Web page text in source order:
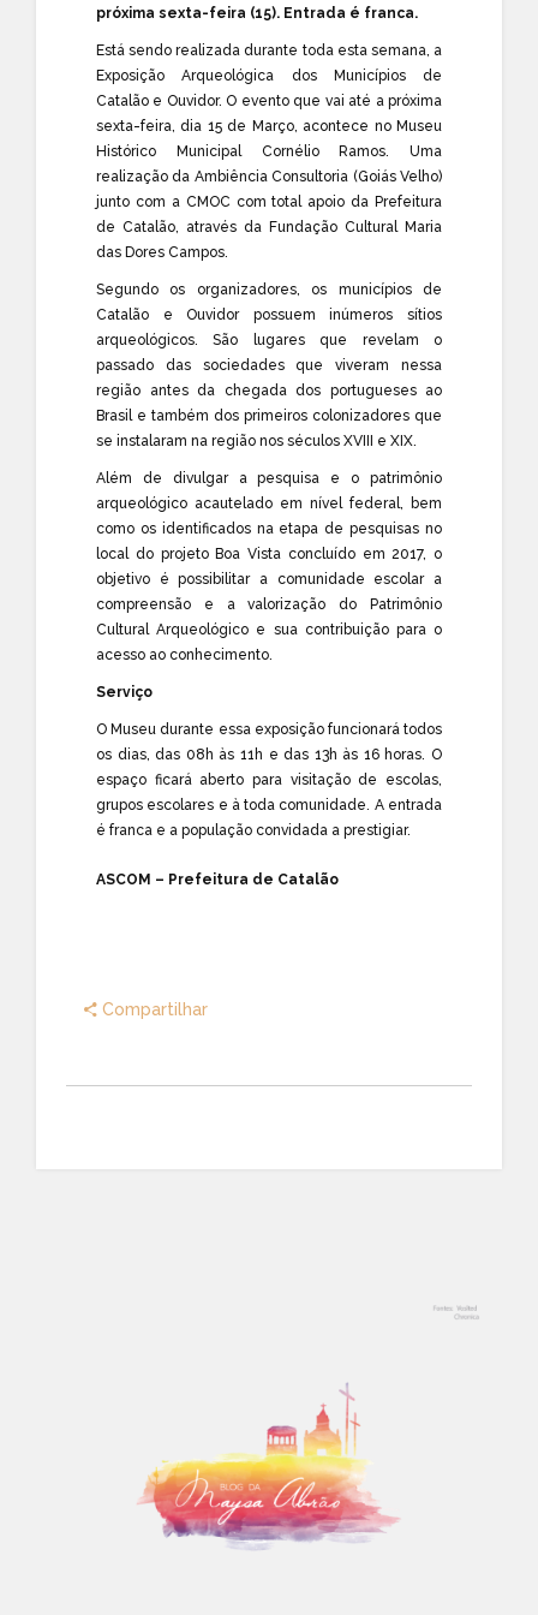
próxima sexta-feira (15). Entrada é franca.
Está sendo realizada durante toda esta semana, a
Exposição Arqueológica dos Municípios de
Catalão e Ouvidor. O evento que vai até a próxima
sexta-feira, dia 15 de Março, acontece no Museu
Histórico Municipal Cornélio Ramos. Uma
realização da Ambiência Consultoria (Goiás Velho)
junto com a CMOC com total apoio da Prefeitura
de Catalão, através da Fundação Cultural Maria
das Dores Campos.
Segundo os organizadores, os municípios de
Catalão e Ouvidor possuem inúmeros sítios
arqueológicos. São lugares que revelam o
passado das sociedades que viveram nessa
região antes da chegada dos portugueses ao
Brasil e também dos primeiros colonizadores que
se instalaram na região nos séculos XVIII e XIX.
Além de divulgar a pesquisa e o patrimônio
arqueológico acautelado em nível federal, bem
como os identificados na etapa de pesquisas no
local do projeto Boa Vista concluído em 2017, o
objetivo é possibilitar a comunidade escolar a
compreensão e a valorização do Patrimônio
Cultural Arqueológico e sua contribuição para o
acesso ao conhecimento.
Serviço
O Museu durante essa exposição funcionará todos
os dias, das 08h às 11h e das 13h às 16 horas. O
espaço ficará aberto para visitação de escolas,
grupos escolares e à toda comunidade. A entrada
é franca e a população convidada a prestigiar.
ASCOM – Prefeitura de Catalão
Compartilhar